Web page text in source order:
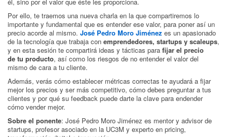
Por ello, te traemos una nueva charla en la que compartiremos lo
importante y fundamental que es entender ese valor, para poner así un
precio acorde al mismo. José Pedro Moro Jiménez es un apasionado
de la tecnología que trabaja con emprendedores, startups y scaleups,
y en esta sesión te compartirá ideas y tácticas para fijar el precio
de tu producto, así como los riesgos de no entender el valor del
mismo de cara a tu cliente.
Además, verás cómo establecer métricas correctas te ayudará a fijar
mejor los precios y ser más competitivo, cómo debes preguntar a tus
clientes y por qué su feedback puede darte la clave para endender
cómo vender mejor.
Sobre el ponente: José Pedro Moro Jiménez es mentor y advisor de
startups, profesor asociado en la UC3M y experto en pricing,